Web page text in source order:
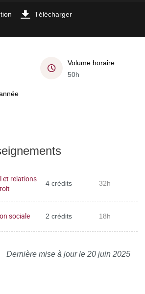
Télécharger
Volume horaire
50h
et relations
4 crédits 32h
sociale 2 crédits 18h
Dernière mise à jour le 20 juin 2025